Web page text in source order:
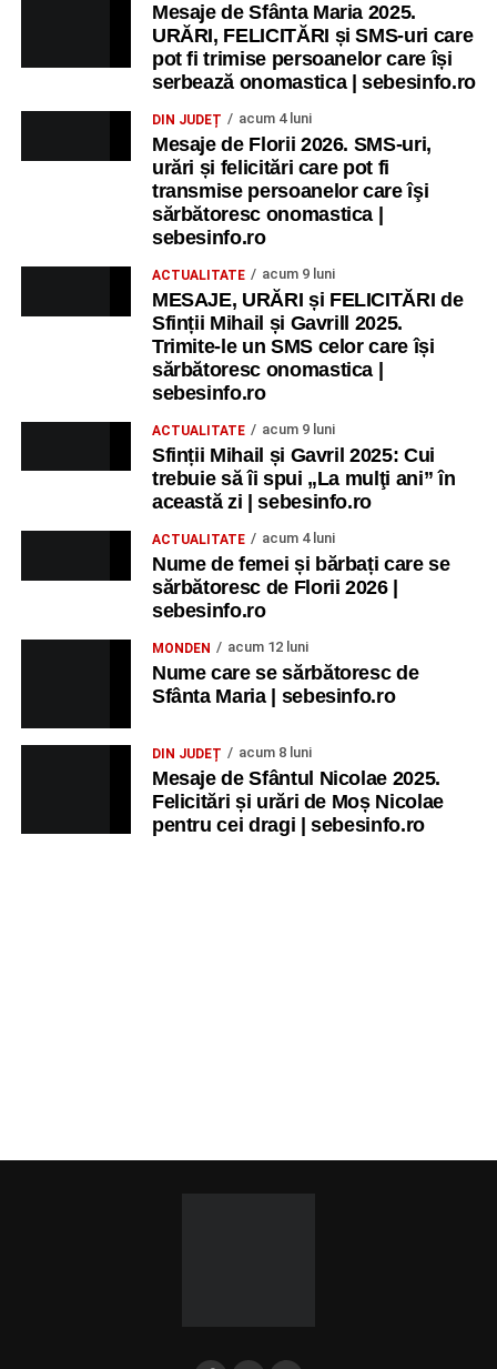
Mesaje de Sfânta Maria 2025.
URĂRI, FELICITĂRI și SMS-uri care
pot fi trimise persoanelor care își
serbează onomastica | sebesinfo.ro
DIN JUDEȚ acum 4 luni
Mesaje de Florii 2026. SMS-uri,
urări și felicitări care pot fi
transmise persoanelor care îşi
sărbătoresc onomastica |
sebesinfo.ro
ACTUALITATE acum 9 luni
MESAJE, URĂRI și FELICITĂRI de
Sfinții Mihail și Gavrill 2025.
Trimite-le un SMS celor care își
sărbătoresc onomastica |
sebesinfo.ro
ACTUALITATE acum 9 luni
Sfinții Mihail și Gavril 2025: Cui
trebuie să îi spui „La mulţi ani” în
această zi | sebesinfo.ro
ACTUALITATE acum 4 luni
Nume de femei și bărbați care se
sărbătoresc de Florii 2026 |
sebesinfo.ro
MONDEN acum 12 luni
Nume care se sărbătoresc de
Sfânta Maria | sebesinfo.ro
DIN JUDEȚ acum 8 luni
Mesaje de Sfântul Nicolae 2025.
Felicitări și urări de Moș Nicolae
pentru cei dragi | sebesinfo.ro